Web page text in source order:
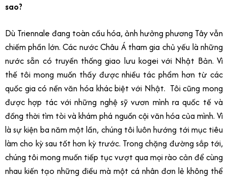
sao?
Dù Triennale đang toàn cầu hóa, ảnh hưởng phương Tây vẫn
chiếm phần lớn. Các nước Châu Á tham gia chủ yếu là những
nước sẵn có truyền thống giao lưu kogei với Nhật Bản. Vì
thế tôi mong muốn thấy được nhiều tác phẩm hơn từ các
quốc gia có nền văn hóa khác biệt với Nhật. Tôi cũng mong
được hợp tác với những nghệ sỹ vươn mình ra quốc tế và
đồng thời tìm tòi và khám phá nguồn cội văn hóa của mình. Vì
là sự kiện ba năm một lần, chúng tôi luôn hướng tới mục tiêu
làm cho kỳ sau tốt hơn kỳ trước. Trong chặng đường sắp tới,
chúng tôi mong muốn tiếp tục vượt qua mọi rào cản để cùng
nhau kiến tạo những điều mà một cá nhân đơn lẻ không thể